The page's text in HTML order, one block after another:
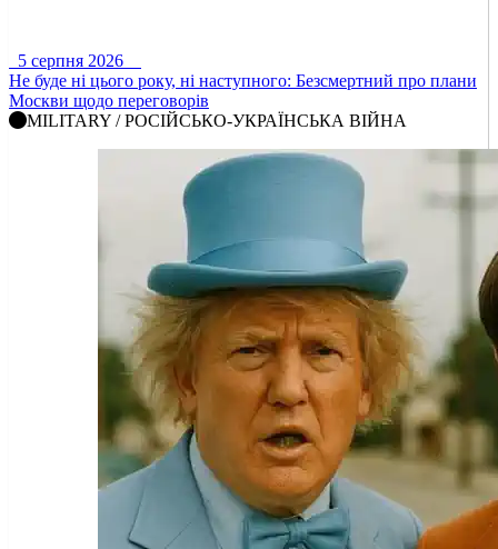
5 серпня 2026
Не буде ні цього року, ні наступного: Безсмертний про плани
Москви щодо переговорів
MILITARY / РОСІЙСЬКО-УКРАЇНСЬКА ВІЙНА